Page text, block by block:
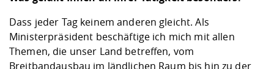
Dass jeder Tag keinem anderen gleicht. Als
Ministerpräsident beschäftige ich mich mit allen
Themen, die unser Land betreffen, vom
Breitbandausbau im ländlichen Raum bis hin zu der